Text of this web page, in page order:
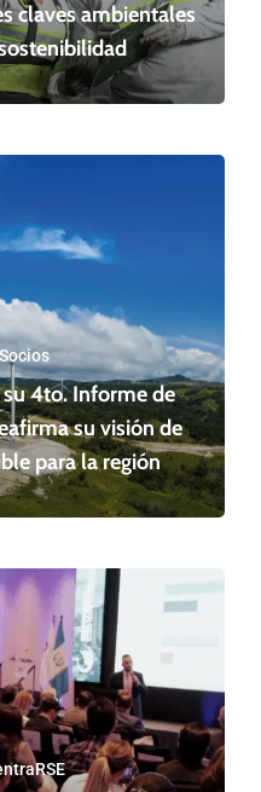
claves ambientales
4to. Informe de
su visión de
para la región